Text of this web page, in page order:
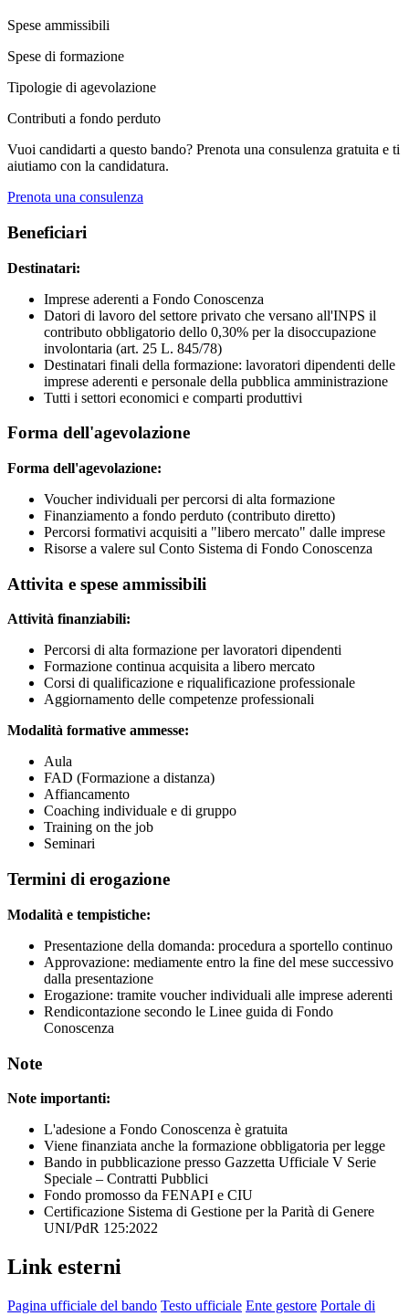
Spese ammissibili
Spese di formazione
Tipologie di agevolazione
Contributi a fondo perduto
Vuoi candidarti a questo bando? Prenota una consulenza gratuita e ti
aiutiamo con la candidatura.
Prenota una consulenza
Beneficiari
Destinatari:
Imprese aderenti a Fondo Conoscenza
Datori di lavoro del settore privato che versano all'INPS il
contributo obbligatorio dello 0,30% per la disoccupazione
involontaria (art. 25 L. 845/78)
Destinatari finali della formazione: lavoratori dipendenti delle
imprese aderenti e personale della pubblica amministrazione
Tutti i settori economici e comparti produttivi
Forma dell'agevolazione
Forma dell'agevolazione:
Voucher individuali per percorsi di alta formazione
Finanziamento a fondo perduto (contributo diretto)
Percorsi formativi acquisiti a "libero mercato" dalle imprese
Risorse a valere sul Conto Sistema di Fondo Conoscenza
Attivita e spese ammissibili
Attività finanziabili:
Percorsi di alta formazione per lavoratori dipendenti
Formazione continua acquisita a libero mercato
Corsi di qualificazione e riqualificazione professionale
Aggiornamento delle competenze professionali
Modalità formative ammesse:
Aula
FAD (Formazione a distanza)
Affiancamento
Coaching individuale e di gruppo
Training on the job
Seminari
Termini di erogazione
Modalità e tempistiche:
Presentazione della domanda: procedura a sportello continuo
Approvazione: mediamente entro la fine del mese successivo
dalla presentazione
Erogazione: tramite voucher individuali alle imprese aderenti
Rendicontazione secondo le Linee guida di Fondo
Conoscenza
Note
Note importanti:
L'adesione a Fondo Conoscenza è gratuita
Viene finanziata anche la formazione obbligatoria per legge
Bando in pubblicazione presso Gazzetta Ufficiale V Serie
Speciale – Contratti Pubblici
Fondo promosso da FENAPI e CIU
Certificazione Sistema di Gestione per la Parità di Genere
UNI/PdR 125:2022
Link esterni
Pagina ufficiale del bando Testo ufficiale Ente gestore Portale di